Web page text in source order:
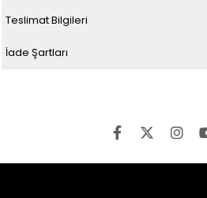
Teslimat Bilgileri
İade Şartları